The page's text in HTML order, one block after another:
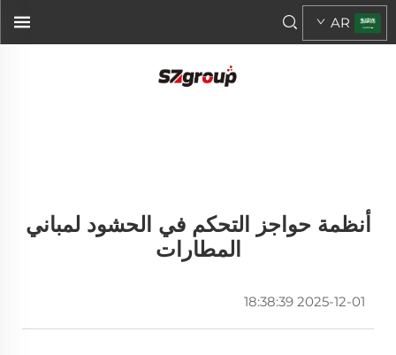
AR
أنظمة حواجز التحكم في الحشود لمباني
المطارات
2025-12-01 18:38:39